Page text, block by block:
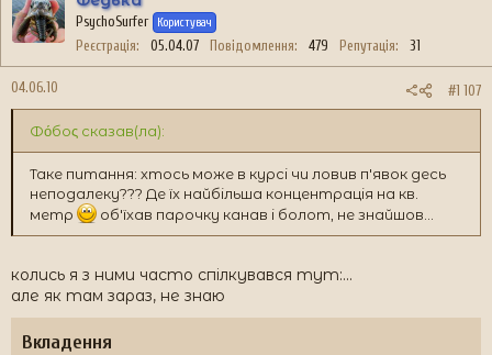
PsychoSurfer Користувач
Реєстрація 05.04.07 Повідомлення 479 Репутація 31
04.06.10 #1 107
Фόбоς сказав(ла):
Таке питання: хтось може в курсі чи ловив п'явок десь
неподалеку??? Де їх найбільша концентрація на кв.
метр
об'їхав парочку канав і болот, не знайшов...
колись я з ними часто спілкувався тут:...
але як там зараз, не знаю
Вкладення